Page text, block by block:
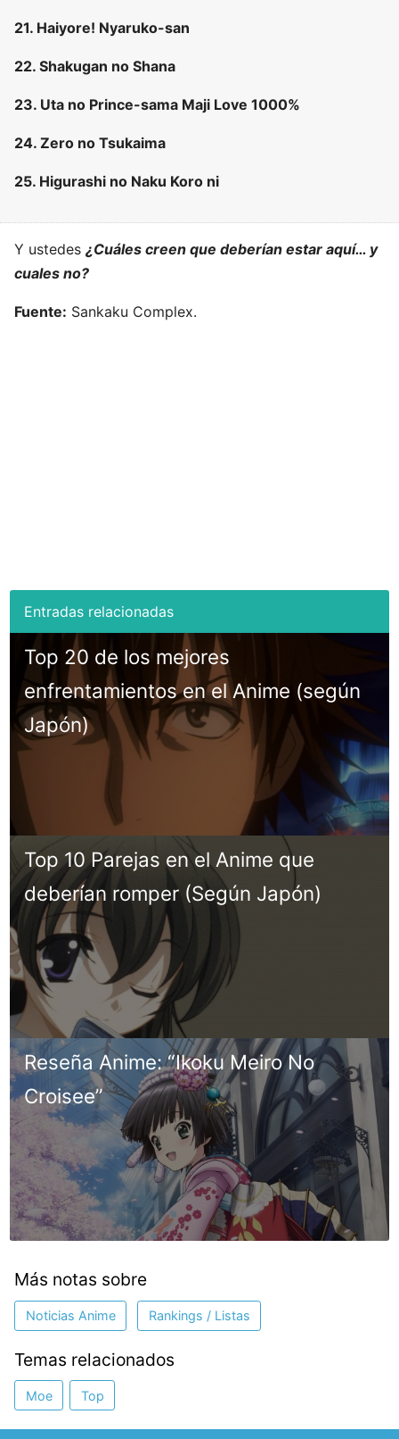
21. Haiyore! Nyaruko-san
22. Shakugan no Shana
23. Uta no Prince-sama Maji Love 1000%
24. Zero no Tsukaima
25. Higurashi no Naku Koro ni
Y ustedes ¿Cuáles creen que deberían estar aquí… y
cuales no?
Fuente: Sankaku Complex.
Top 20 de los mejores
enfrentamientos en el Anime (según
Japón)
Top 10 Parejas en el Anime que
deberían romper (Según Japón)
Reseña Anime: “Ikoku Meiro No
Croisee”
Más notas sobre
Noticias Anime Rankings / Listas
Temas relacionados
Moe Top